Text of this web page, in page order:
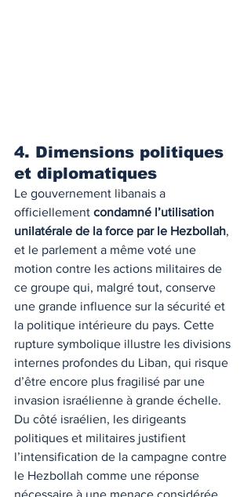
4. Dimensions politiques
et diplomatiques
Le gouvernement libanais a
officiellement condamné l’utilisation
unilatérale de la force par le Hezbollah,
et le parlement a même voté une
motion contre les actions militaires de
ce groupe qui, malgré tout, conserve
une grande influence sur la sécurité et
la politique intérieure du pays. Cette
rupture symbolique illustre les divisions
internes profondes du Liban, qui risque
d’être encore plus fragilisé par une
invasion israélienne à grande échelle.
Du côté israélien, les dirigeants
politiques et militaires justifient
l’intensification de la campagne contre
le Hezbollah comme une réponse
nécessaire à une menace considérée